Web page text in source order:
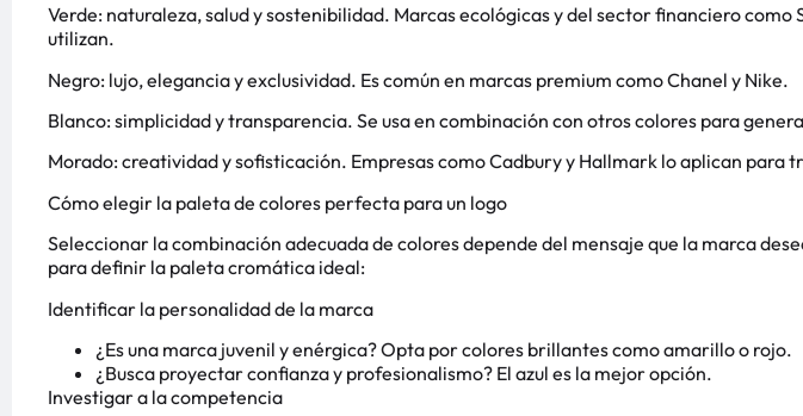
Verde: naturaleza, salud y sostenibilidad. Marcas ecológicas y del sector financiero como
utilizan.
Negro: lujo, elegancia y exclusividad. Es común en marcas premium como Chanel y Nike.
Blanco: simplicidad y transparencia. Se usa en combinación con otros colores para
Morado: creatividad y sofisticación. Empresas como Cadbury y Hallmark lo aplican para
Cómo elegir la paleta de colores perfecta para un logo
Seleccionar la combinación adecuada de colores depende del mensaje que la marca
para definir la paleta cromática ideal:
Identificar la personalidad de la marca
¿Es una marca juvenil y enérgica? Opta por colores brillantes como amarillo o rojo.
¿Busca proyectar confianza y profesionalismo? El azul es la mejor opción.
Investigar a la competencia